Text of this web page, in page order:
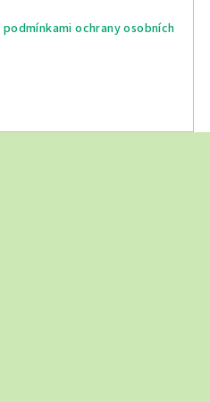
podmínkami ochrany osobních